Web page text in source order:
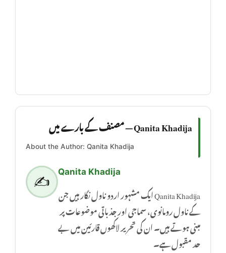
Qanita Khadija — مصنف کے بارے میں
About the Author: Qanita Khadija
✍️
Qanita Khadija
Qanita Khadija ایک مشہور اردو ناول نگار ہیں جن
کے ناول رومانوی، سماجی اور جذباتی موضوعات پر
مبنی ہوتے ہیں۔ ان کی تحریر لاکھوں قارئین میں بے
حد مقبول ہے۔